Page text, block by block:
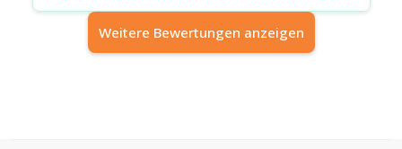
Weitere Bewertungen anzeigen